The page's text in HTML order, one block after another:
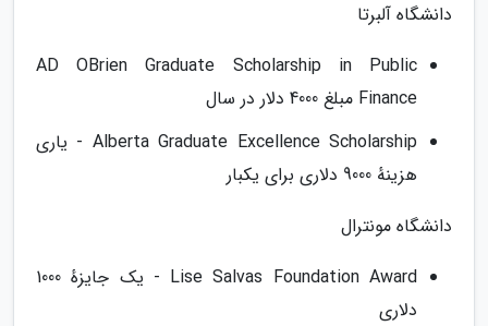
دانشگاه آلبرتا
AD OBrien Graduate Scholarship in Public
Finance مبلغ 4000 دلار در سال
Alberta Graduate Excellence Scholarship - یاری
هزینهٔ 9000 دلاری برای یکبار
دانشگاه مونترال
Lise Salvas Foundation Award - یک جایزهٔ 1000
دلاری